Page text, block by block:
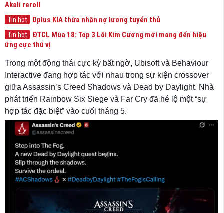
Akali reroll
Tin hot Dplus KIA thừa nhận nợ lương tuyển thủ
Tin hot
ĐTCL Mùa 18: Top 3 Lõi Kim Cương mới mang đến hiệu
ứng cực thú vị
Trong một động thái cực kỳ bất ngờ, Ubisoft và Behaviour
Interactive đang hợp tác với nhau trong sự kiện crossover
giữa Assassin’s Creed Shadows và Dead by Daylight. Nhà
phát triển Rainbow Six Siege và Far Cry đã hé lộ một “sự
hợp tác đặc biệt” vào cuối tháng 5.